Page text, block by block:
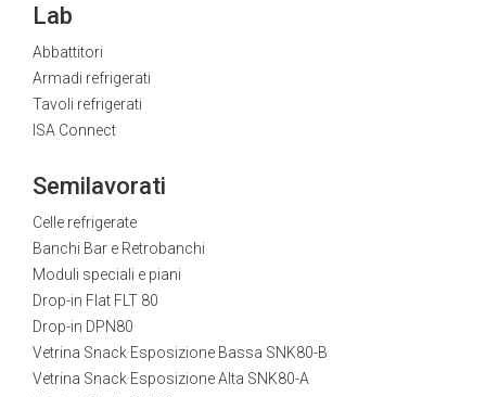
Lab
Abbattitori
Armadi refrigerati
Tavoli refrigerati
ISA Connect
Semilavorati
Celle refrigerate
Banchi Bar e Retrobanchi
Moduli speciali e piani
Drop-in Flat FLT 80
Drop-in DPN80
Vetrina Snack Esposizione Bassa SNK80-B
Vetrina Snack Esposizione Alta SNK80-A